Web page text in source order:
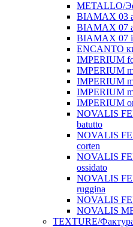
METALLO/
BIAMAX 03
BIAMAX 07
BIAMAX 07
ENCANTO
IMPERIUM
IMPERIUM
IMPERIUM
IMPERIUM
IMPERIUM
NOVALIS
batutto
NOVALIS
corten
NOVALIS
ossidato
NOVALIS
ruggina
NOVALIS
NOVALIS
TEXTURE/